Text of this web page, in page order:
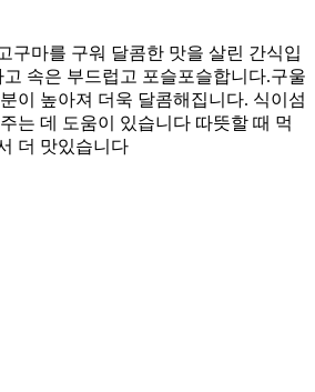
구마를 구워 달콤한 맛을 살린 간식입
속은 부드럽고 포슬포슬합니다.구울
이 높아져 더욱 달콤해집니다. 식이섬
는 데 도움이 있습니다 따뜻할 때 먹
더 맛있습니다